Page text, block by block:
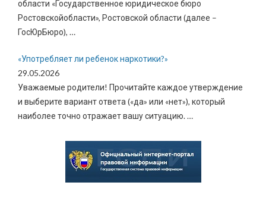
области «Государственное юридическое бюро
Ростовскойобласти», Ростовской области (далее –
ГосЮрБюро), …
«Употребляет ли ребенок наркотики?»
29.05.2026
Уважаемые родители! Прочитайте каждое утверждение
и выберите вариант ответа («да» или «нет»), который
наиболее точно отражает вашу ситуацию.…